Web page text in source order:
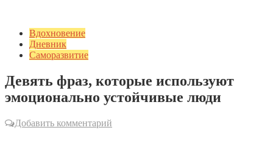
Вдохновение
Дневник
Саморазвитие
Девять фраз, которые используют
эмоционально устойчивые люди
Добавить комментарий